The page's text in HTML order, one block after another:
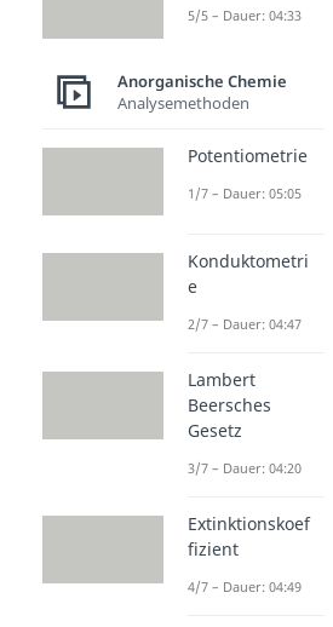
5/5 – Dauer: 04:33
Anorganische Chemie
Analysemethoden
Potentiometrie
1/7 – Dauer: 05:05
Konduktometri
e
2/7 – Dauer: 04:47
Lambert
Beersches
Gesetz
3/7 – Dauer: 04:20
Extinktionskoef
fizient
4/7 – Dauer: 04:49